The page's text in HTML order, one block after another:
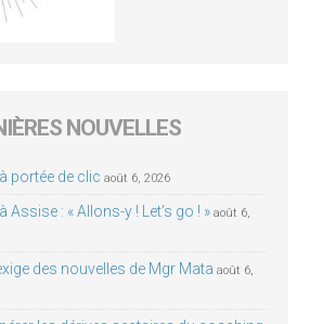
NOUVELLES
portée de clic août 6, 2026
Assise : « Allons-y ! Let’s go ! » août 6,
des nouvelles de Mgr Mata août 6,